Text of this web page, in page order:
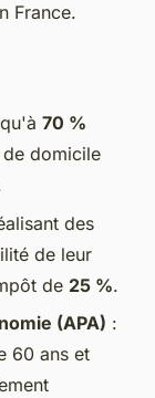
France.
70 %
domicile
des
de leur
de 25 %.
(APA) :
60 ans et